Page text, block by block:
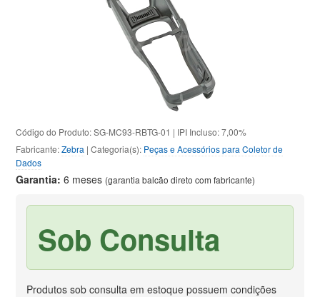
Código do Produto: SG-MC93-RBTG-01 | IPI Incluso: 7,00%
Fabricante:Zebra | Categoria(s): Peças e Acessórios para Coletor de
Dados
Garantia:6 meses (garantia balcão direto com fabricante)
Sob Consulta
Produtos sob consulta em estoque possuem condições